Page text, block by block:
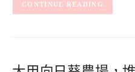
CONTINUE READING